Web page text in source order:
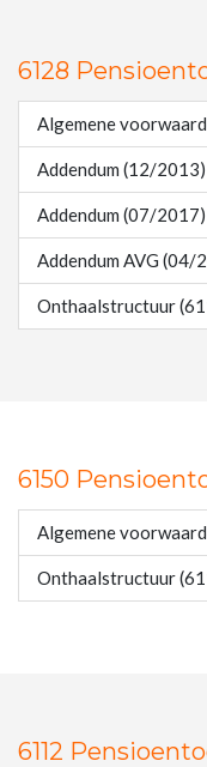
6128
Algemene
Addendum (12/2013)
Addendum (07/2017)
Addendum AVG (04/
Onthaalstructuur
6150
Algemene
Onthaalstructuur
6112